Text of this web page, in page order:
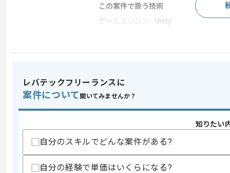
この案件で扱う技術
ゲームエンジン
Unity
業界
人材･教育
求めるスキル
・C#の使用経験
歓迎スキル
レバテックフリーランスに
案件について 聞いてみませんか？
知りたい
自分のスキルでどんな案件がある?
自分の経験で単価はいくらになる?